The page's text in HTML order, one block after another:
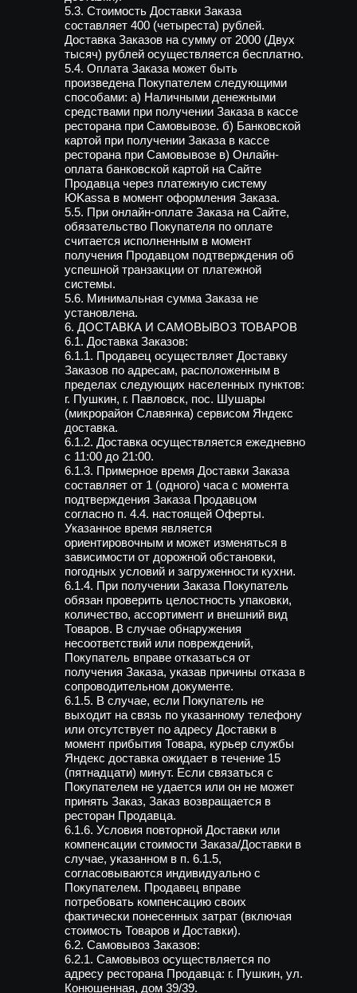
5.3. Стоимость Доставки Заказа
составляет 400 (четыреста) рублей.
Доставка Заказов на сумму от 2000 (Двух
тысяч) рублей осуществляется бесплатно.
5.4. Оплата Заказа может быть
произведена Покупателем следующими
способами: а) Наличными денежными
средствами при получении Заказа в кассе
ресторана при Самовывозе. б) Банковской
картой при получении Заказа в кассе
ресторана при Самовывозе в) Онлайн-
оплата банковской картой на Сайте
Продавца через платежную систему
ЮKassa в момент оформления Заказа.
5.5. При онлайн-оплате Заказа на Сайте,
обязательство Покупателя по оплате
считается исполненным в момент
получения Продавцом подтверждения об
успешной транзакции от платежной
системы.
5.6. Минимальная сумма Заказа не
установлена.
6. ДОСТАВКА И САМОВЫВОЗ ТОВАРОВ
6.1. Доставка Заказов:
6.1.1. Продавец осуществляет Доставку
Заказов по адресам, расположенным в
пределах следующих населенных пунктов:
г. Пушкин, г. Павловск, пос. Шушары
(микрорайон Славянка) сервисом Яндекс
доставка.
6.1.2. Доставка осуществляется ежедневно
с 11:00 до 21:00.
6.1.3. Примерное время Доставки Заказа
составляет от 1 (одного) часа с момента
подтверждения Заказа Продавцом
согласно п. 4.4. настоящей Оферты.
Указанное время является
ориентировочным и может изменяться в
зависимости от дорожной обстановки,
погодных условий и загруженности кухни.
6.1.4. При получении Заказа Покупатель
обязан проверить целостность упаковки,
количество, ассортимент и внешний вид
Товаров. В случае обнаружения
несоответствий или повреждений,
Покупатель вправе отказаться от
получения Заказа, указав причины отказа в
сопроводительном документе.
6.1.5. В случае, если Покупатель не
выходит на связь по указанному телефону
или отсутствует по адресу Доставки в
момент прибытия Товара, курьер службы
Яндекс доставка ожидает в течение 15
(пятнадцати) минут. Если связаться с
Покупателем не удается или он не может
принять Заказ, Заказ возвращается в
ресторан Продавца.
6.1.6. Условия повторной Доставки или
компенсации стоимости Заказа/Доставки в
случае, указанном в п. 6.1.5,
согласовываются индивидуально с
Покупателем. Продавец вправе
потребовать компенсацию своих
фактически понесенных затрат (включая
стоимость Товаров и Доставки).
6.2. Самовывоз Заказов:
6.2.1. Самовывоз осуществляется по
адресу ресторана Продавца: г. Пушкин, ул.
Конюшенная, дом 39/39.